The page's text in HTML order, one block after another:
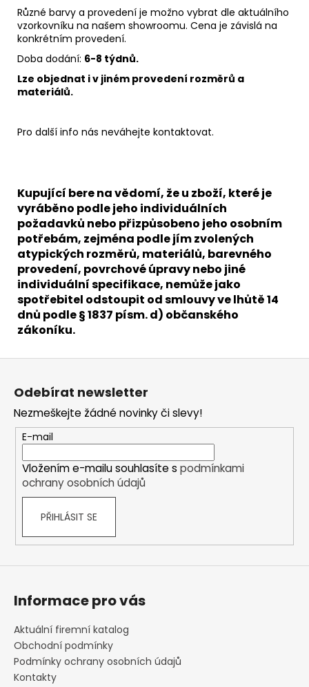
Různé barvy a provedení je možno vybrat dle aktuálního
vzorkovníku na našem showroomu. Cena je závislá na
konkrétním provedení.
Doba dodání: 6-8 týdnů.
Lze objednat i v jiném provedení rozměrů a
materiálů.
Pro další info nás neváhejte kontaktovat.
Kupující bere na vědomí, že u zboží, které je
vyráběno podle jeho individuálních
požadavků nebo přizpůsobeno jeho osobním
potřebám, zejména podle jím zvolených
atypických rozměrů, materiálů, barevného
provedení, povrchové úpravy nebo jiné
individuální specifikace, nemůže jako
spotřebitel odstoupit od smlouvy ve lhůtě 14
dnů podle § 1837 písm. d) občanského
zákoníku.
Z
Odebírat newsletter
Nezmeškejte žádné novinky či slevy!
E-mail
Vložením e-mailu souhlasíte s podmínkami
ochrany osobních údajů
PŘIHLÁSIT SE
Informace pro vás
Aktuální firemní katalog
Obchodní podmínky
Podmínky ochrany osobních údajů
Kontakty